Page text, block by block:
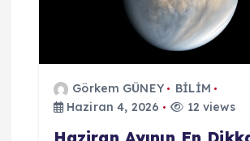
Görkem GÜNEY
BİLİM
Haziran 4, 2026
12 views